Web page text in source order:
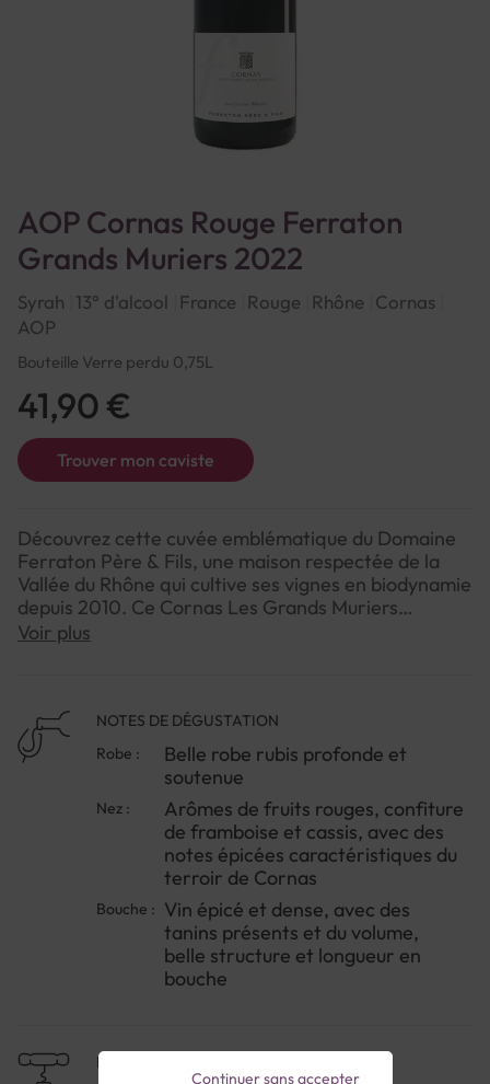
AOP Cornas Rouge Ferraton
Grands Muriers 2022
Syrah 13° d'alcool France Rouge Rhône Cornas
AOP
Bouteille Verre perdu 0,75L
Trouver mon caviste
41,90 €
Découvrez cette cuvée emblématique du Domaine
Ferraton Père & Fils, une maison respectée de la
Vallée du Rhône qui cultive ses vignes en biodynamie
depuis 2010. Ce Cornas Les Grands Muriers
exprime magnifiquement la puissance et l'élégance
12 et 14 mois, ce vin se distingue par son ampleur et
sa structure.En bouche, vous découvrirez des notes
de fruits, de confiture de framboise et de cassis,
accompagnées d'une belle densité épicée et de
tanins présents qui apportent du volume. C'est un
Cornas de caractère qui séduira les amateurs de
grandes Syrah nordiques.Pour l'apprécier
pleinement, n'hésitez pas à l'ouvrir une heure avant
le service ou à le carafer légèrement pour révéler
toute sa complexité aromatique.
Voir plus
NOTES DE DÉGUSTATION
Robe :
Belle robe rubis profonde et
soutenue
Nez :
Arômes de fruits rouges, confiture
de framboise et cassis, avec des
notes épicées caractéristiques du
terroir de Cornas
Bouche : Vin épicé et dense, avec des
tanins présents et du volume,
belle structure et longueur en
bouche
NIVEAU DE GARDE
Continuer sans accepter